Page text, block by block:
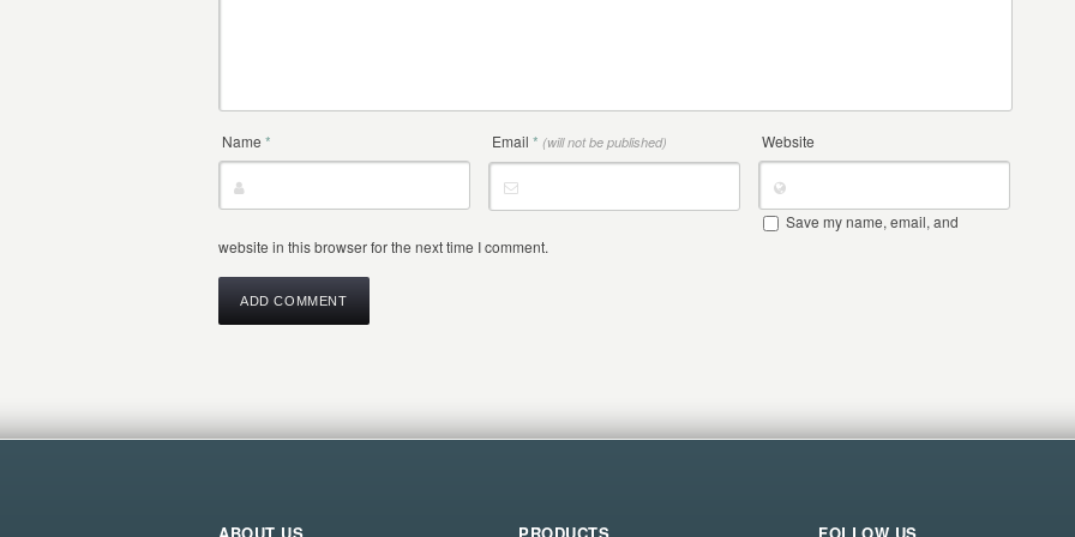
Name * Email * (will not be published) Website
Save my name, email, and
website in this browser for the next time I comment.